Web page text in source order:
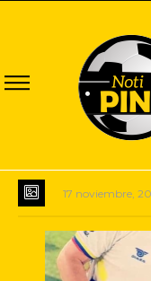
17 noviembre,